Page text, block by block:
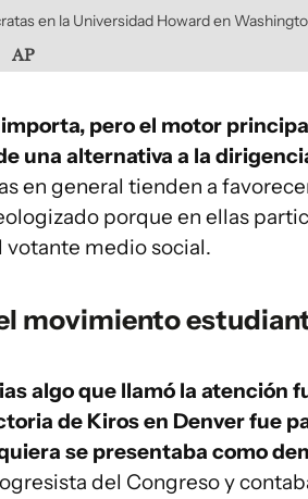
en la Universidad Howard en
AP
pero el motor
una alternativa a la
en general tienden a
porque en ellas
votante medio social.
movimiento
algo que llamó la atención
de Kiros en Denver fue
se presentaba como
del Congreso y